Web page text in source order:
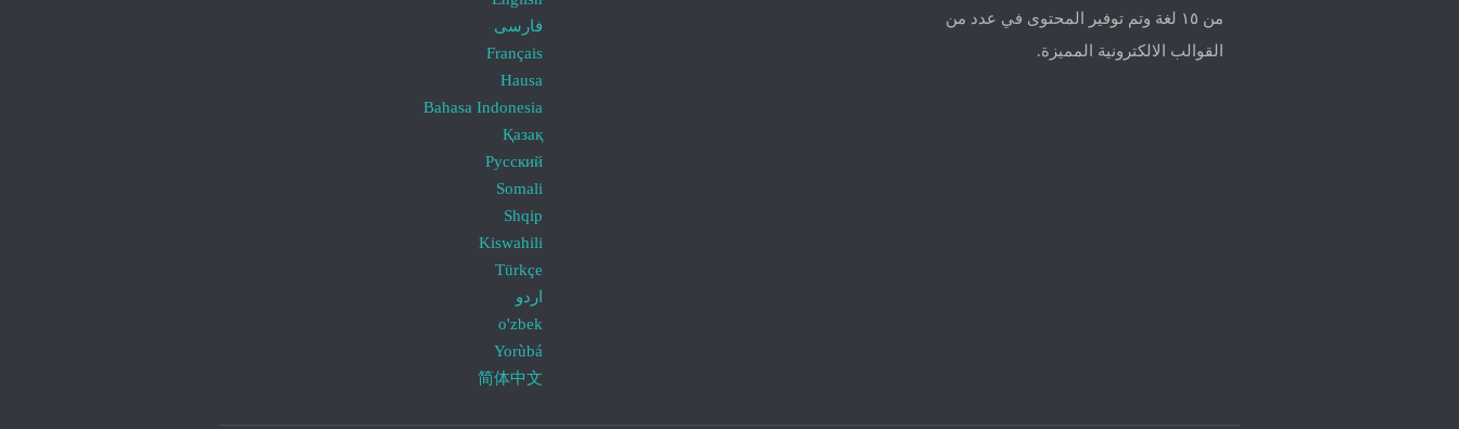
من ١٥ لغة وتم توفير المحتوى في عدد من
القوالب الالكترونية المميزة.
فارسی
Français
Hausa
Bahasa Indonesia
Қазақ
Русский
Somali
Shqip
Kiswahili
Türkçe
اردو
o'zbek
Yorùbá
简体中文